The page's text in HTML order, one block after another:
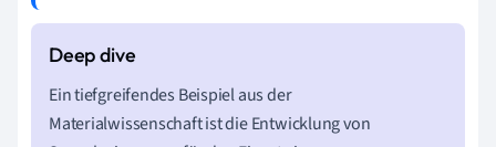
Ein tiefgreifendes Beispiel aus der
Materialwissenschaft ist die Entwicklung von